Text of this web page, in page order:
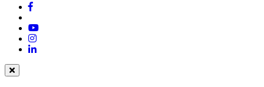
Facebook
YouTube
Instagram
LinkedIn